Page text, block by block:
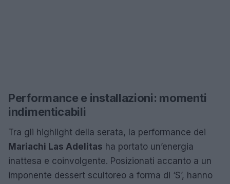
Performance e installazioni: momenti
indimenticabili
Tra gli highlight della serata, la performance dei
Mariachi Las Adelitas ha portato un’energia
inattesa e coinvolgente. Posizionati accanto a un
imponente dessert scultoreo a forma di ‘S’, hanno